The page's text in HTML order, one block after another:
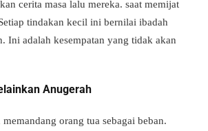
cerita masa lalu mereka. saat memijat
tindakan kecil ini bernilai ibadah
Ini adalah kesempatan yang tidak akan
Anugerah
orang tua sebagai beban.